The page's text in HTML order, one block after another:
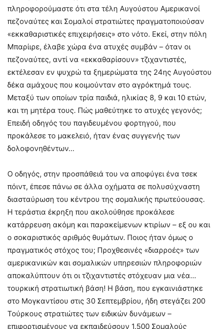
πληροφορούμαστε ότι στα τέλη Αυγούστου Αμερικανοί
πεζοναύτες και Σομαλοί στρατιώτες πραγματοποιούσαν
«εκκαθαριστικές επιχειρήσεις» στο νότο. Εκεί, στην πόλη
Μπαρίιρε, έλαβε χώρα ένα ατυχές συμβάν – όταν οι
πεζοναύτες, αντί να «εκκαθαρίσουν» τζιχαντιστές,
εκτέλεσαν εν ψυχρώ τα ξημερώματα της 24ης Αυγούστου
δέκα αμάχους που κοιμούνταν στο αγρόκτημά τους.
Μεταξύ των οποίων τρία παιδιά, ηλικίας 8, 9 και 10 ετών,
και τη μητέρα τους. Πώς μαθεύτηκε το ατυχές γεγονός;
Επειδή οδηγός του παγιδευμένου φορτηγού, που
προκάλεσε το μακελειό, ήταν ένας συγγενής των
δολοφονηθέντων…
Ο οδηγός, στην προσπάθειά του να αποφύγει ένα τσεκ
πόιντ, έπεσε πάνω σε άλλα οχήματα σε πολυσύχναστη
διασταύρωση του κέντρου της σομαλικής πρωτεύουσας.
Η τεράστια έκρηξη που ακολούθησε προκάλεσε
κατάρρευση ακόμη και παρακείμενων κτιρίων – εξ ου και
ο σοκαριστικός αριθμός θυμάτων. Ποιος ήταν όμως ο
πραγματικός στόχος του; Προχθεσινές «διαρροές» των
αμερικανικών και σομαλικών υπηρεσιών πληροφοριών
αποκαλύπτουν ότι οι τζιχαντιστές στόχευαν μια νέα…
τουρκική στρατιωτική βάση! Η βάση, που εγκαινιάστηκε
στο Μογκαντίσου στις 30 Σεπτεμβρίου, ήδη στεγάζει 200
Τούρκους στρατιώτες των ειδικών δυνάμεων –
επιφορτισμένους να εκπαιδεύσουν 1.500 Σομαλούς